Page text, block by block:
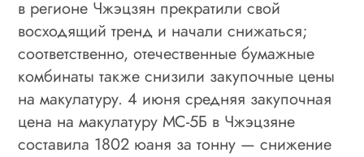
в регионе Чжэцзян прекратили свой
восходящий тренд и начали снижаться;
соответственно, отечественные бумажные
комбинаты также снизили закупочные цены
на макулатуру. 4 июня средняя закупочная
цена на макулатуру МС-5Б в Чжэцзяне
составила 1802 юаня за тонну — снижение